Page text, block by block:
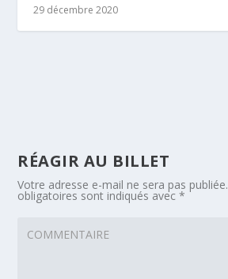
29 décembre 2020
RÉAGIR AU BILLET
Votre adresse e-mail ne sera pas publiée.
obligatoires sont indiqués avec*